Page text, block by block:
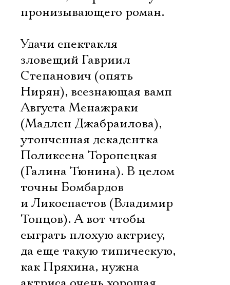
пронизывающего роман.
Удачи спектакля 
зловещий Гавриил
Степанович (опять
Нирян), всезнающая вамп
Августа Менажраки
(Мадлен Джабраилова),
утонченная декадентка
Поликсена Торопецкая
(Галина Тюнина). В целом
точны Бомбардов
и Ликоспастов (Владимир
Топцов). А вот чтобы
сыграть плохую актрису,
да еще такую типическую,
как Пряхина, нужна